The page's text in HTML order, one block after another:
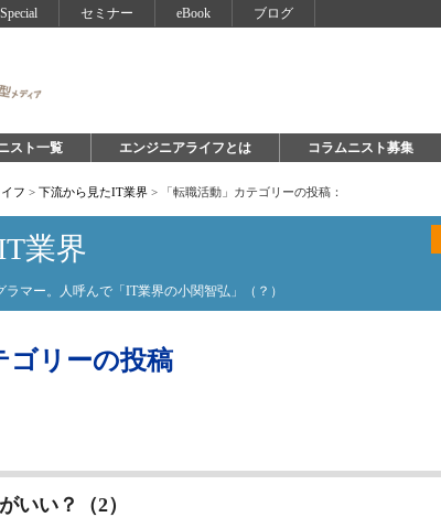
セミナー eBook ブログ
スト一覧 エンジニアライフとは コラムニスト募集
フ > 下流から見たIT業界 > 「転職活動」カテゴリーの投稿：
業界
マー。人呼んで「IT業界の小関智弘」（？）
ゴリーの投稿
いい？（2）